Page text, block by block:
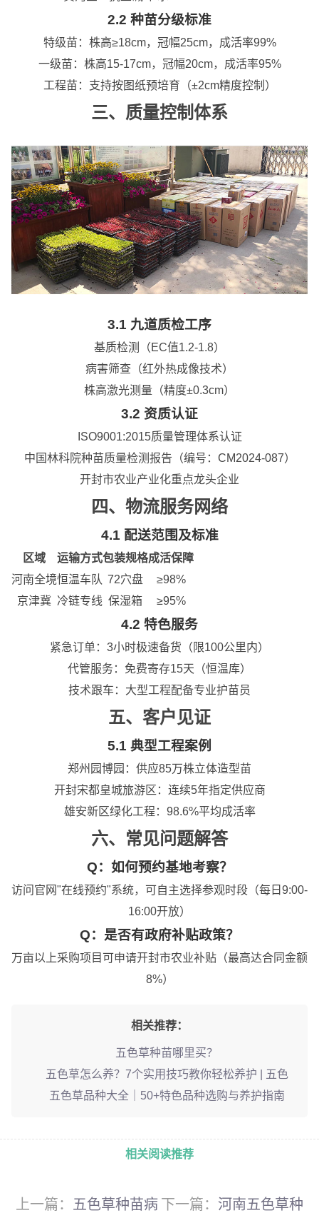
2.2 种苗分级标准
特级苗：株高≥18cm，冠幅25cm， 成活率99%
一级苗：株高15-17cm，冠幅20cm，成活率95%
工程苗：支持按图纸预培育（±2cm精度控制）
三、质量控制体系
3.1 九道质检工序
基质检测（EC值1.2-1.8）
病害筛查（红外热成像技术）
株高激光测量（精度±0.3cm）
3.2 资质认证
ISO9001:2015质量管理体系认证
中国林科院种苗质量检测报告（编号：CM2024-087）
开封市农业产业化重点龙头企业
四、物流服务网络
4.1 配送范围及标准
区域 运输方式包装规格成活保障
河南全境恒温车队 72穴盘
≥98%
京津冀 冷链专线 保湿箱 ≥95%
4.2 特色服务
紧急订单： 3小时极速备货 （限100公里内）
代管服务：免费寄存15天（恒温库）
技术跟车：大型工程配备专业护苗员
五、客户见证
5.1 典型工程案例
郑州园博园：供应85万株立体造型苗
开封宋都皇城旅游区：连续5年指定供应商
雄安新区绿化工程：98.6%平均成活率
六、常见问题解答
Q：如何预约基地考察？
访问官网"在线预约"系统，可自主选择参观时段（每日9:00-
16:00开放）
Q：是否有政府补贴政策？
万亩以上采购项目可申请开封市农业补贴 （最高达合同金额
8%）
相关推荐：
五色草种苗哪里买？
五色草怎么养？7个实用技巧教你轻松养护 | 五色
五色草品种大全｜50+特色品种选购与养护指南
相关阅读推荐
上一篇： 五色草种苗病 下一篇： 河南五色草种